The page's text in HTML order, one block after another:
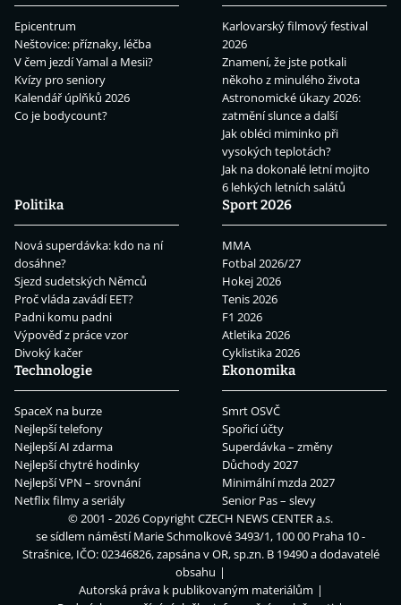
Epicentrum
Neštovice: příznaky, léčba
V čem jezdí Yamal a Mesii?
Kvízy pro seniory
Kalendář úplňků 2026
Co je bodycount?
Karlovarský filmový festival
2026
Znamení, že jste potkali
někoho z minulého života
Astronomické úkazy 2026:
zatmění slunce a další
Jak obléci miminko při
vysokých teplotách?
Jak na dokonalé letní mojito
6 lehkých letních salátů
Politika
Nová superdávka: kdo na ní
dosáhne?
Sjezd sudetských Němců
Proč vláda zavádí EET?
Padni komu padni
Výpověď z práce vzor
Divoký kačer
Sport 2026
MMA
Fotbal 2026/27
Hokej 2026
Tenis 2026
F1 2026
Atletika 2026
Cyklistika 2026
Technologie
SpaceX na burze
Nejlepší telefony
Nejlepší AI zdarma
Nejlepší chytré hodinky
Nejlepší VPN – srovnání
Netflix filmy a seriály
Ekonomika
Smrt OSVČ
Spořicí účty
Superdávka – změny
Důchody 2027
Minimální mzda 2027
Senior Pas – slevy
© 2001 - 2026 CopyrightCZECH NEWS CENTER a.s.
se sídlem náměstí Marie Schmolkové 3493/1, 100 00 Praha 10 -
Strašnice, IČO: 02346826, zapsána v OR, sp.zn. B 19490 a dodavatelé
obsahu
Autorská práva k publikovaným materiálům